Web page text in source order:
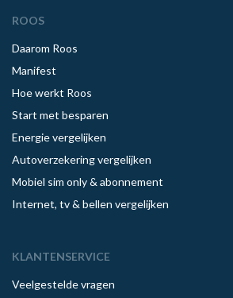
ROOS
Daarom Roos
Manifest
Hoe werkt Roos
Start met besparen
Energie vergelijken
Autoverzekering vergelijken
Mobiel sim only & abonnement
Internet, tv & bellen vergelijken
KLANTENSERVICE
Veelgestelde vragen